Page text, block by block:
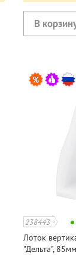
238443
Лоток
"Дельта",